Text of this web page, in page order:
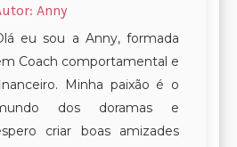
Anny
eu sou a Anny, formada
Coach comportamental e
Minha paixão é o
dos doramas e
criar boas amizades